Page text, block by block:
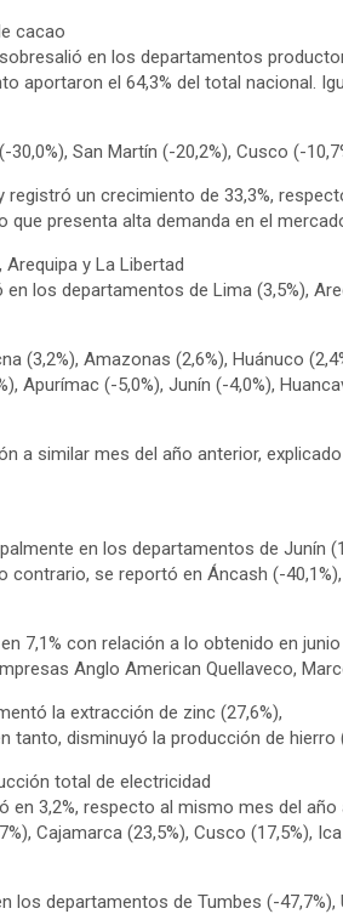
cacao
en los departamentos
aportaron el 64,3% del total nacional.
San Martín (-20,2%), Cusco (-
un crecimiento de 33,3%,
presenta alta demanda en el
y La Libertad
los departamentos de Lima (3,5%),
(3,2%), Amazonas (2,6%), Huánuco
Apurímac (-5,0%), Junín (-4,0%),
a similar mes del año anterior,
en los departamentos de Junín
se reportó en Áncash (-
7,1% con relación a lo obtenido en
Anglo American Quellaveco,
la extracción de zinc (27,6%),
tanto, disminuyó la producción de hierro
total de electricidad
en 3,2%, respecto al mismo mes del
Cajamarca (23,5%), Cusco
departamentos de Tumbes (-47,7%),